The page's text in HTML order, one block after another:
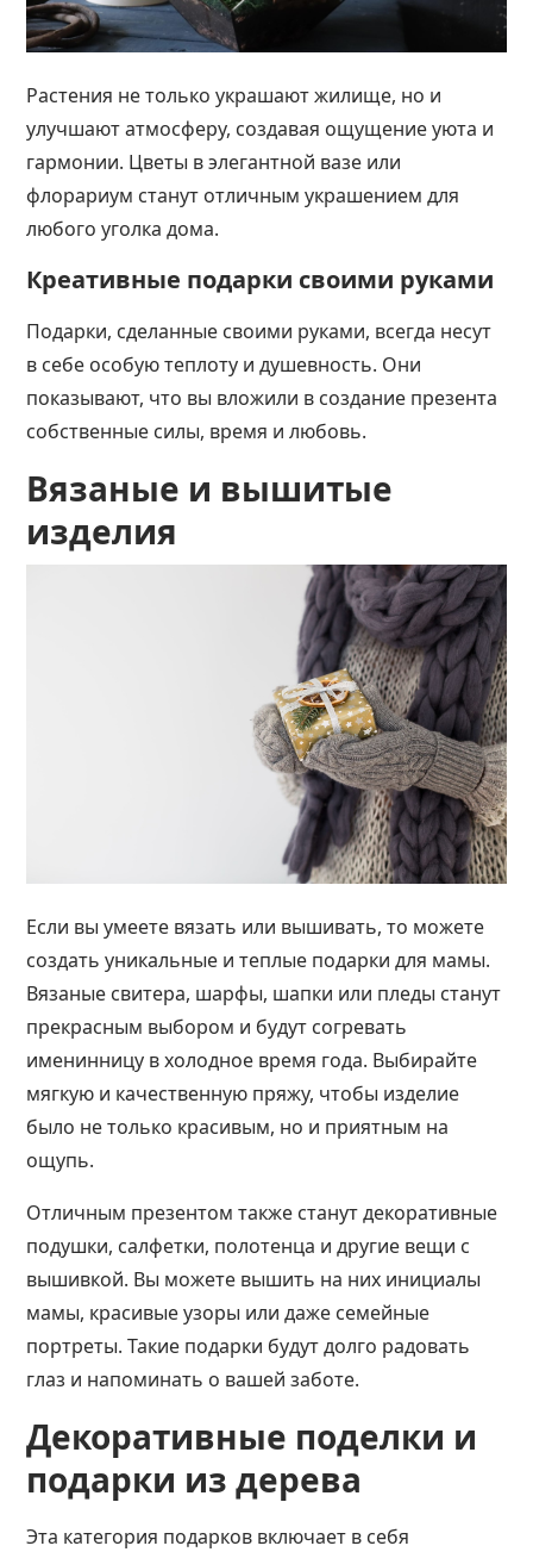
Растения не только украшают жилище, но и
улучшают атмосферу, создавая ощущение уюта и
гармонии. Цветы в элегантной вазе или
флорариум станут отличным украшением для
любого уголка дома.
Креативные подарки своими руками
Подарки, сделанные своими руками, всегда несут
в себе особую теплоту и душевность. Они
показывают, что вы вложили в создание презента
собственные силы, время и любовь.
Вязаные и вышитые
изделия
Если вы умеете вязать или вышивать, то можете
создать уникальные и теплые подарки для мамы.
Вязаные свитера, шарфы, шапки или пледы станут
прекрасным выбором и будут согревать
именинницу в холодное время года. Выбирайте
мягкую и качественную пряжу, чтобы изделие
было не только красивым, но и приятным на
ощупь.
Отличным презентом также станут декоративные
подушки, салфетки, полотенца и другие вещи с
вышивкой. Вы можете вышить на них инициалы
мамы, красивые узоры или даже семейные
портреты. Такие подарки будут долго радовать
глаз и напоминать о вашей заботе​​.
Декоративные поделки и
подарки из дерева
Эта категория подарков включает в себя